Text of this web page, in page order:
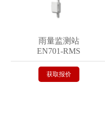
雨量监测站
EN701-RMS
获取报价